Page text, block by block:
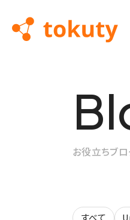
About
トクティーとは
Use
導入事例
お役立ち情報
導入サポート
お役立ちブ
すべて